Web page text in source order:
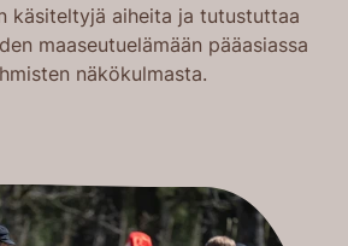
käsiteltyjä aiheita ja tutustuttaa
maaseutuelämään pääasiassa
näkökulmasta.